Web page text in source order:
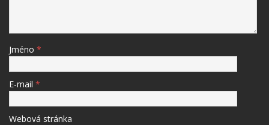
Jméno *
E-mail *
Webová stránka